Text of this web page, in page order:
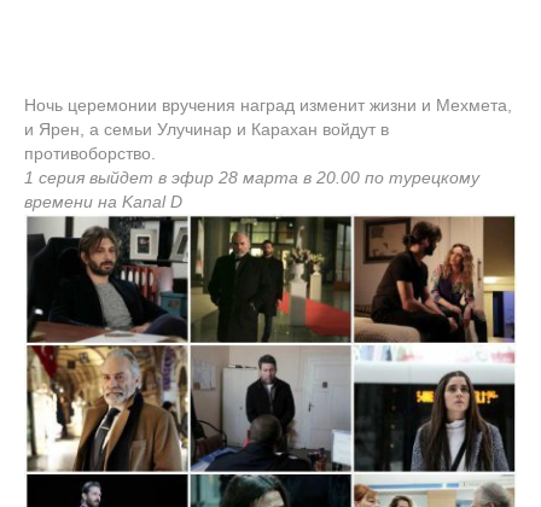
Ночь церемонии вручения наград изменит жизни и Мехмета,
и Ярен, а семьи Улучинар и Карахан войдут в
противоборство.
1 серия выйдет в эфир 28 марта в 20.00 по турецкому
времени на Kanal D